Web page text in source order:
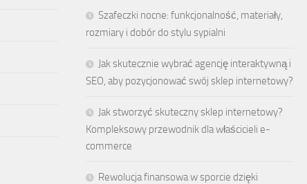
Szafeczki nocne: funkcjonalność, materiały,
rozmiary i dobór do stylu sypialni
Jak skutecznie wybrać agencję interaktywną i
SEO, aby pozycjonować swój sklep internetowy?
Jak stworzyć skuteczny sklep internetowy?
Kompleksowy przewodnik dla właścicieli e-
commerce
Rewolucja finansowa w sporcie dzięki